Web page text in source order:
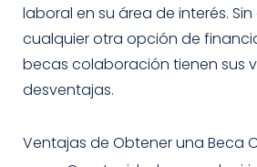
laboral en su área de interés.
cualquier otra opción de
becas colaboración tienen sus
desventajas.
Ventajas de Obtener una Beca